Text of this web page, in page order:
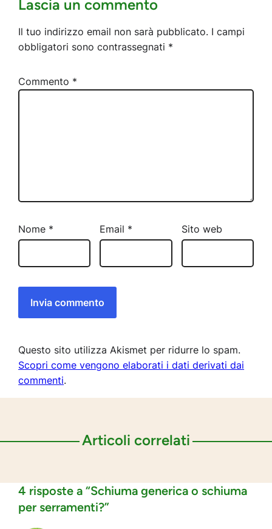
Lascia un commento
Il tuo indirizzo email non sarà pubblicato. I campi
obbligatori sono contrassegnati *
Commento *
Nome * Email * Sito web
Questo sito utilizza Akismet per ridurre lo spam.
Scopri come vengono elaborati i dati derivati dai
commenti.
Articoli correlati
4 risposte a “Schiuma generica o schiuma
per serramenti?”